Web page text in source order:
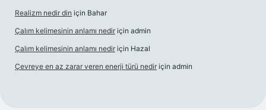
Realizm nedir din için Bahar
Çalım kelimesinin anlamı nedir için admin
Çalım kelimesinin anlamı nedir için Hazal
Çevreye en az zarar veren enerji türü nedir için admin